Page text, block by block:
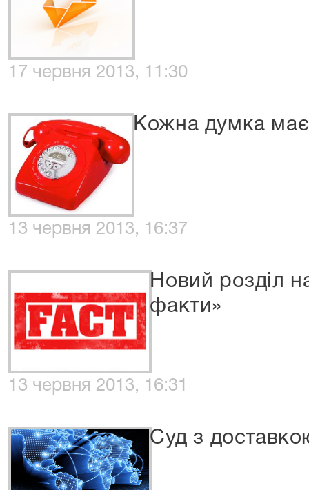
17 червня 2013, 11:30
Кожна думка
13 червня 2013, 16:37
Новий розділ
факти»
13 червня 2013, 16:31
Суд з